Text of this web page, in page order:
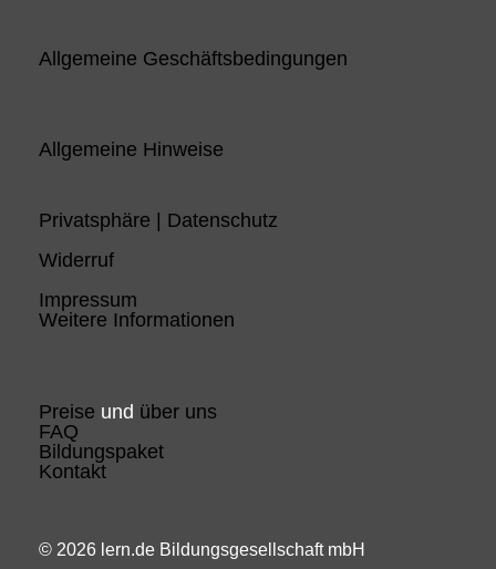
Allgemeine Geschäftsbedingungen
Allgemeine Hinweise
Privatsphäre | Datenschutz
Widerruf
Impressum
Weitere Informationen
Preise und über uns
FAQ
Bildungspaket
Kontakt
© 2026 lern.de Bildungsgesellschaft mbH